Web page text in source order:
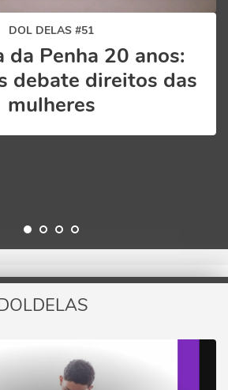
DOL DELAS #51
da Penha 20 anos:
debate direitos das
mulheres